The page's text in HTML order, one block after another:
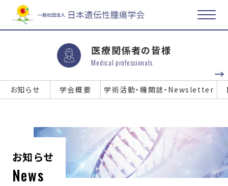
医療関係者の皆様
Medical professionals
お知らせ 学会概要 学術活動・機関誌・Newsletter
お知らせ
News